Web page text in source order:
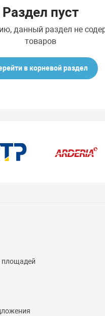
Раздел пуст
данный раздел не
товаров
в корневой раздел
площадей